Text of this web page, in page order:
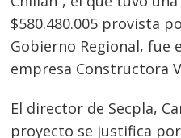
$580.480.005 provista
Gobierno Regional, fue
empresa Constructora
El director de Secpla,
proyecto se justifica